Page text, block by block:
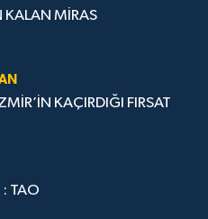
MİRAS
KAÇIRDIĞI FIRSAT
: TAO